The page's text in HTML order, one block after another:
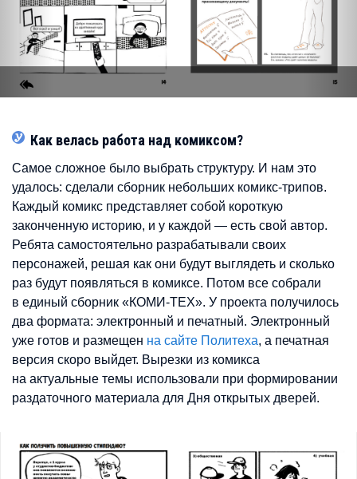
Как велась работа над комиксом?
Самое сложное было выбрать структуру. И нам это
удалось: сделали сборник небольших комикс-трипов.
Каждый комикс представляет собой короткую
законченную историю, и у каждой — есть свой автор.
Ребята самостоятельно разрабатывали своих
персонажей, решая как они будут выглядеть и сколько
раз будут появляться в комиксе. Потом все собрали
в единый сборник «КОМИ-ТЕХ». У проекта получилось
два формата: электронный и печатный. Электронный
уже готов и размещен на сайте Политеха, а печатная
версия скоро выйдет. Вырезки из комикса
на актуальные темы использовали при формировании
раздаточного материала для Дня открытых дверей.